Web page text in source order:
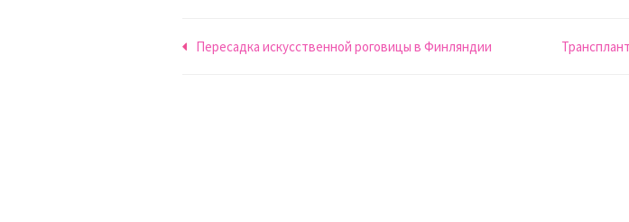
Навигация
Пересадка искусственной роговицы в Финляндии